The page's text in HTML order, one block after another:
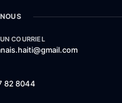
COURRIEL
82 8044